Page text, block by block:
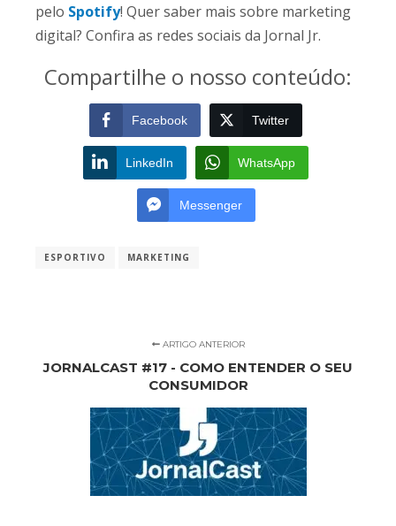
pelo Spotify! Quer saber mais sobre marketing
digital? Confira as redes sociais da Jornal Jr.
Compartilhe o nosso conteúdo:
Facebook Twitter
LinkedIn WhatsApp
Messenger
ESPORTIVO MARKETING
ARTIGO ANTERIOR
JORNALCAST #17 - COMO ENTENDER O SEU
CONSUMIDOR